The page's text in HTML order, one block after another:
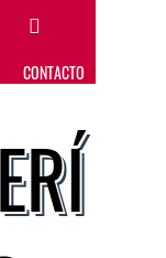
CONTACTO